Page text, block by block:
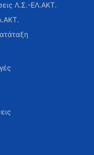
Λ.Σ.-ΕΛ.ΑΚΤ.